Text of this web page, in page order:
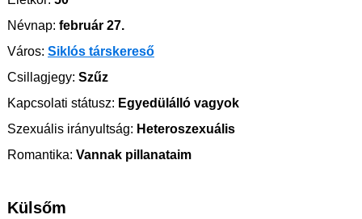
Névnap: február 27.
Város: Siklós társkereső
Csillagjegy: Szűz
Kapcsolati státusz: Egyedülálló vagyok
Szexuális irányultság: Heteroszexuális
Romantika: Vannak pillanataim
Külsőm